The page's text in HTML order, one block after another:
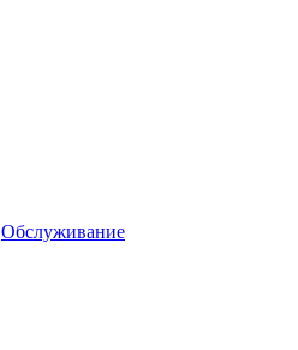
Обслуживание